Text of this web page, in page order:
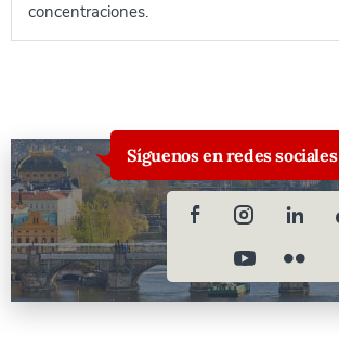
concentraciones.
Síguenos en redes sociales